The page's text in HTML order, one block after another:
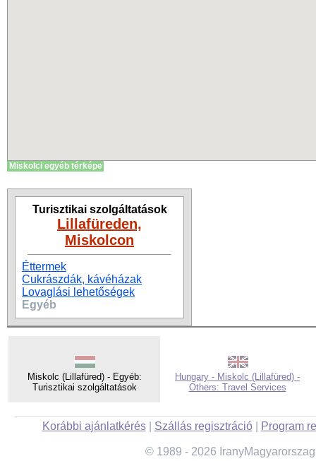
Miskolci egyéb térképe
Turisztikai szolgáltatások
Lillafüreden,
Miskolcon
Éttermek
Cukrászdák, kávéházak
Lovaglási lehetőségek
Egyéb
Miskolc (Lillafüred) - Egyéb:
Turisztikai szolgáltatások
Hungary - Miskolc (Lillafüred) -
Others: Travel Services
Korábbi ajánlatkérés| Szállás regisztráció| Program
© 1989 - 2026